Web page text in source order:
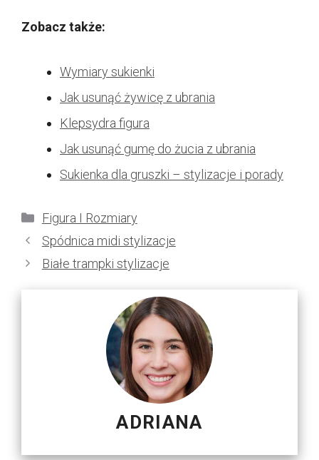
Zobacz także:
Wymiary sukienki
Jak usunąć żywicę z ubrania
Klepsydra figura
Jak usunąć gumę do żucia z ubrania
Sukienka dla gruszki – stylizacje i porady
Kategorie
Figura I Rozmiary
Spódnica midi stylizacje
Białe trampki stylizacje
ADRIANA